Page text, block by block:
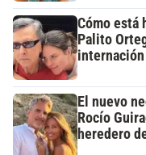
Cómo está
Palito
internación
El nuevo
Rocío
heredero